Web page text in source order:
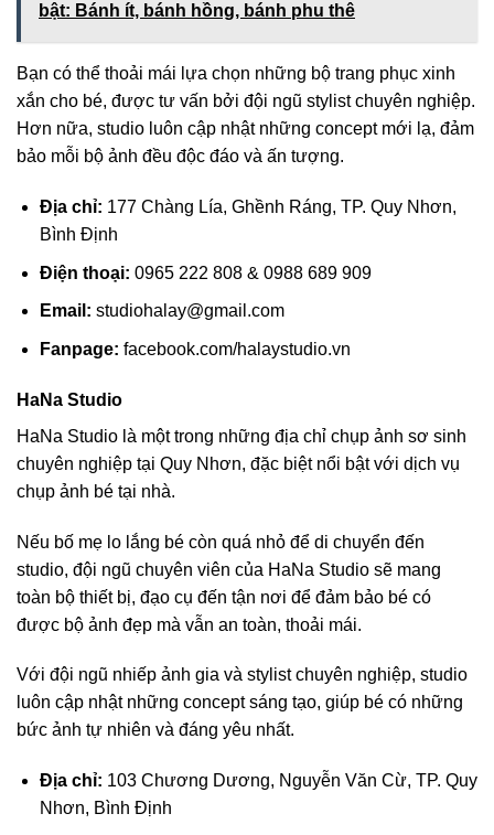
bật: Bánh ít, bánh hồng, bánh phu thê
Bạn có thể thoải mái lựa chọn những bộ trang phục xinh
xắn cho bé, được tư vấn bởi đội ngũ stylist chuyên nghiệp.
Hơn nữa, studio luôn cập nhật những concept mới lạ, đảm
bảo mỗi bộ ảnh đều độc đáo và ấn tượng.
Địa chỉ: 177 Chàng Lía, Ghềnh Ráng, TP. Quy Nhơn,
Bình Định
Điện thoại: 0965 222 808 & 0988 689 909
Email: studiohalay@gmail.com
Fanpage: facebook.com/halaystudio.vn
HaNa Studio
HaNa Studio là một trong những địa chỉ chụp ảnh sơ sinh
chuyên nghiệp tại Quy Nhơn, đặc biệt nổi bật với dịch vụ
chụp ảnh bé tại nhà.
Nếu bố mẹ lo lắng bé còn quá nhỏ để di chuyển đến
studio, đội ngũ chuyên viên của HaNa Studio sẽ mang
toàn bộ thiết bị, đạo cụ đến tận nơi để đảm bảo bé có
được bộ ảnh đẹp mà vẫn an toàn, thoải mái.
Với đội ngũ nhiếp ảnh gia và stylist chuyên nghiệp, studio
luôn cập nhật những concept sáng tạo, giúp bé có những
bức ảnh tự nhiên và đáng yêu nhất.
Địa chỉ: 103 Chương Dương, Nguyễn Văn Cừ, TP. Quy
Nhơn, Bình Định